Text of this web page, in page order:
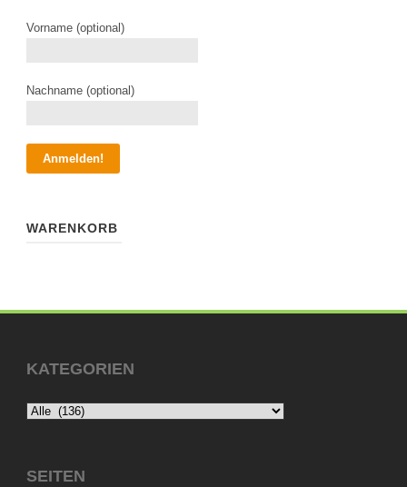
Vorname (optional)
Nachname (optional)
WARENKORB
KATEGORIEN
SEITEN